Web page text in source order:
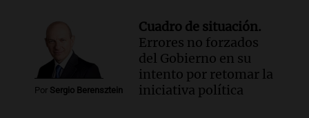
Por Sergio Berensztein
Cuadro de situación.
Errores no forzados
del Gobierno en su
intento por retomar la
iniciativa política